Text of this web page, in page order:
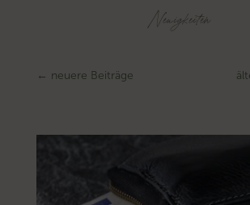
Neuigkeiten
← neuere Beiträge